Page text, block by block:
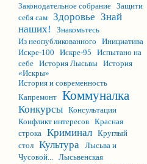
Законодательное собрание Защити
себя сам Здоровье Знай
наших!
Знакомьтесь
Из неопубликованного
Инициатива
Искре-100
Искре-95
Испытано на
себе История Лысьвы История
«Искры»
История и современность
Капремонт Коммуналка
Конкурсы Консультации
Конфликт интересов Красная
строка Криминал Круглый
стол Культура Лысьва и
Чусовой... Лысьвенская